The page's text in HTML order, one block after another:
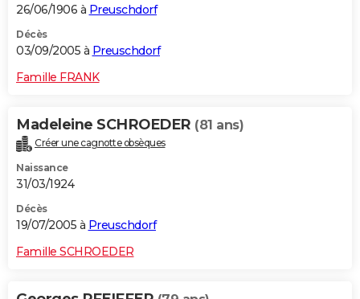
26/06/1906 à Preuschdorf
Décès
03/09/2005 à Preuschdorf
Famille FRANK
Madeleine SCHROEDER (81 ans)
Créer une cagnotte obsèques
Naissance
31/03/1924
Décès
19/07/2005 à Preuschdorf
Famille SCHROEDER